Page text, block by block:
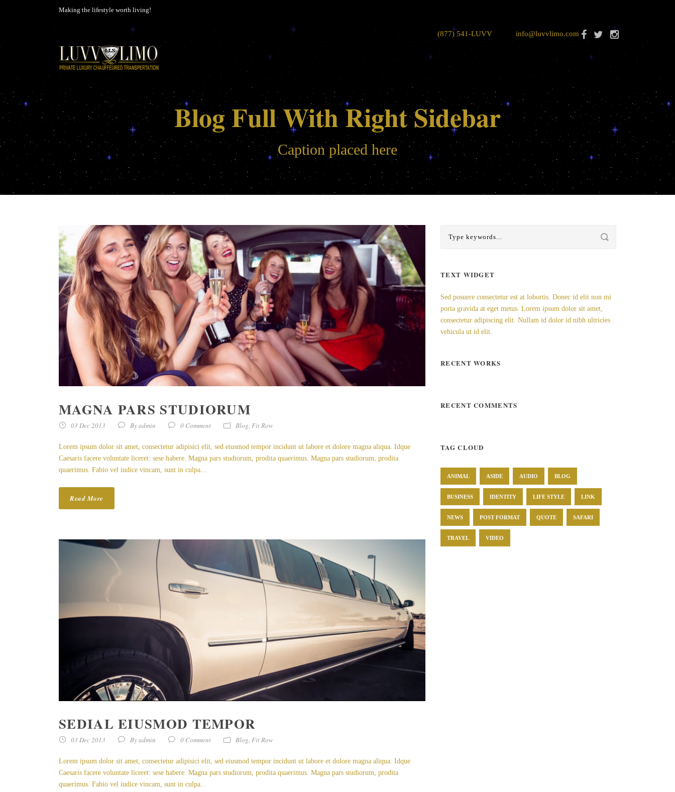
Making the lifestyle worth living!
(877) 541-LUVV info@luvvlimo.com
Blog Full With Right Sidebar
Caption placed here
MAGNA PARS STUDIORUM
03 Dec 2013 Byadmin 0 Comment Blog, Fit Row
Lorem ipsum dolor sit amet, consectetur adipisici elit, sed eiusmod tempor incidunt ut labore et dolore magna aliqua. Idque
Caesaris facere voluntate liceret: sese habere. Magna pars studiorum, prodita quaerimus. Magna pars studiorum, prodita
quaerimus. Fabio vel iudice vincam, sunt in culpa...
Read More
SEDIAL EIUSMOD TEMPOR
03 Dec 2013 Byadmin 0 Comment Blog, Fit Row
Lorem ipsum dolor sit amet, consectetur adipisici elit, sed eiusmod tempor incidunt ut labore et dolore magna aliqua. Idque
Caesaris facere voluntate liceret: sese habere. Magna pars studiorum, prodita quaerimus. Magna pars studiorum, prodita
quaerimus. Fabio vel iudice vincam, sunt in culpa...
TEXT WIDGET
Sed posuere consectetur est at lobortis. Donec id elit non mi
porta gravida at eget metus. Lorem ipsum dolor sit amet,
consectetur adipiscing elit. Nullam id dolor id nibh ultricies
vehicula ut id elit.
RECENT WORKS
RECENT COMMENTS
TAG CLOUD
ANIMAL ASIDE AUDIO BLOG
BUSINESS IDENTITY LIFE STYLE LINK
NEWS POST FORMAT QUOTE SAFARI
TRAVEL VIDEO